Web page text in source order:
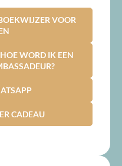
VOOR
WORD IK EEN
CADEAU